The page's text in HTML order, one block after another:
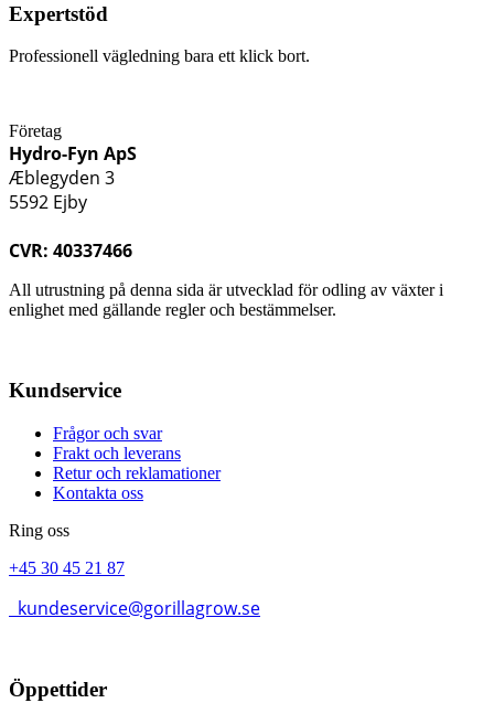
Expertstöd
Professionell vägledning bara ett klick bort.
Företag
Hydro-Fyn ApS
Æblegyden 3
5592 Ejby
CVR: 40337466
All utrustning på denna sida är utvecklad för odling av växter i
enlighet med gällande regler och bestämmelser.
Kundservice
Frågor och svar
Frakt och leverans
Retur och reklamationer
Kontakta oss
Ring oss
+45 30 45 21 87
kundeservice@gorillagrow.se
Öppettider